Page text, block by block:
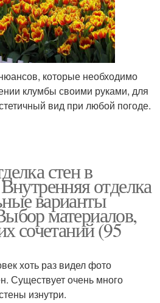
которые необходимо
клумбы своими руками, для
вид при любой погоде.
стен в
отделка
варианты
материалов,
сочетаний (95
хоть раз видел фото
Существует очень много
изнутри.